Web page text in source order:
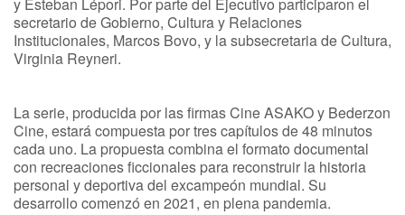
y Esteban Lépori. Por parte del Ejecutivo participaron el
secretario de Gobierno, Cultura y Relaciones
Institucionales, Marcos Bovo, y la subsecretaria de Cultura,
Virginia Reyneri.
La serie, producida por las firmas Cine ASAKO y Bederzon
Cine, estará compuesta por tres capítulos de 48 minutos
cada uno. La propuesta combina el formato documental
con recreaciones ficcionales para reconstruir la historia
personal y deportiva del excampeón mundial. Su
desarrollo comenzó en 2021, en plena pandemia.